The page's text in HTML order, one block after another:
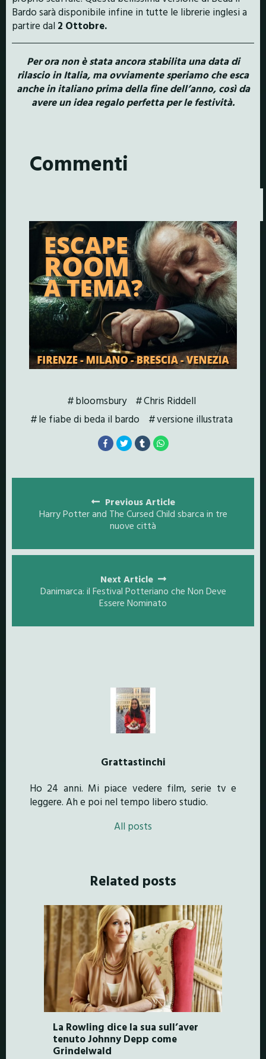
Bardo sarà disponibile infine in tutte le librerie inglesi a
partire dal 2 Ottobre.
Per ora non è stata ancora stabilita una data di
rilascio in Italia, ma ovviamente speriamo che esca
anche in italiano prima della fine dell’anno, così da
avere un idea regalo perfetta per le festività.
Commenti
bloomsbury
Chris Riddell
le fiabe di beda il bardo
versione illustrata
navigation
Previous Article
Harry Potter and The Cursed Child sbarca in tre
nuove città
Next Article
Danimarca: il Festival Potteriano che Non Deve
Essere Nominato
Grattastinchi
Ho 24 anni. Mi piace vedere film, serie tv e
leggere. Ah e poi nel tempo libero studio.
All posts
Related posts
La Rowling dice la sua sull’aver
tenuto Johnny Depp come
Grindelwald